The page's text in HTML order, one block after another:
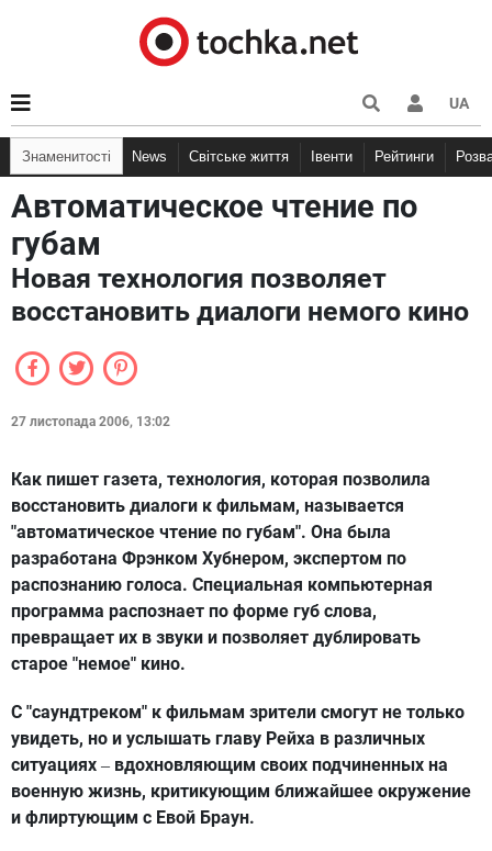
UA
Знаменитості News Світське життя Івенти Рейтинги
Автоматическое чтение по
губам
Новая технология позволяет
восстановить диалоги немого кино
27 листопада 2006, 13:02
Как пишет газета, технология, которая позволила
восстановить диалоги к фильмам, называется
"автоматическое чтение по губам". Она была
разработана Фрэнком Хубнером, экспертом по
распознанию голоса. Специальная компьютерная
программа распознает по форме губ слова,
превращает их в звуки и позволяет дублировать
старое "немое" кино.
С "саундтреком" к фильмам зрители смогут не только
увидеть, но и услышать главу Рейха в различных
ситуациях – вдохновляющим своих подчиненных на
военную жизнь, критикующим ближайшее окружение
и флиртующим с Евой Браун.